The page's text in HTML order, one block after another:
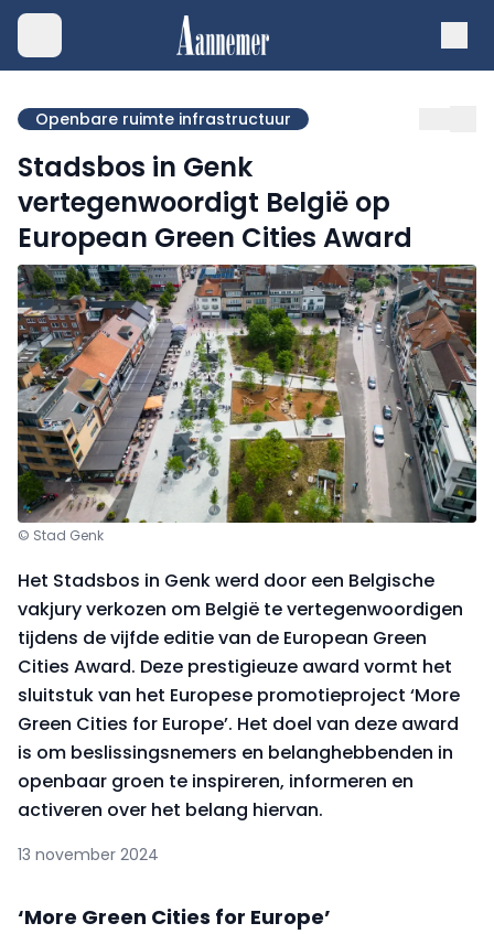
Openbare ruimte infrastructuur
Stadsbos in Genk
vertegenwoordigt België op
European Green Cities Award
© Stad Genk
Het Stadsbos in Genk werd door een Belgische
vakjury verkozen om België te vertegenwoordigen
tijdens de vijfde editie van de European Green
Cities Award. Deze prestigieuze award vormt het
sluitstuk van het Europese promotieproject ‘More
Green Cities for Europe’. Het doel van deze award
is om beslissingsnemers en belanghebbenden in
openbaar groen te inspireren, informeren en
activeren over het belang hiervan.
13 november 2024
‘More Green Cities for Europe’